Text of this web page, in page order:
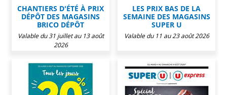
CHANTIERS D'ÉTÉ À PRIX
DÉPÔT DES MAGASINS
BRICO DÉPÔT
Valable du 31 juillet au 13 août
2026
LES PRIX BAS DE LA
SEMAINE DES MAGASINS
SUPER U
Valable du 11 au 23 août 2026